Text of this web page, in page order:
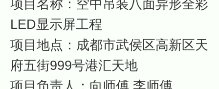
项目名称：空中吊装八面异形全彩
LED显示屏工程
项目地点：成都市武侯区高新区天
府五街999号港汇天地
项目负责人：向师傅 李师傅